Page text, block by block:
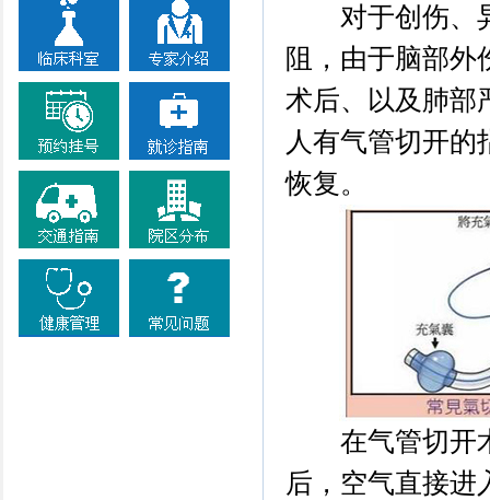
对于创伤、异
阻，由于脑部外
术后、以及肺部
人有气管切开
恢复。
在气管切开术
后，空气直接进